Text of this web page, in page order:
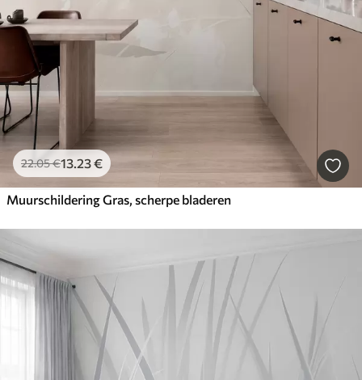
22.05€13 .23€
Muurschildering Gras, scherpe bladeren